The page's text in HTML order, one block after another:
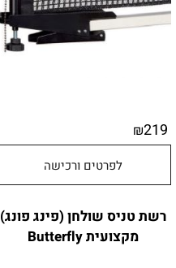
₪219
לפרטים ורכישה
רשת טניס שולחן (פינג פונג)
מקצועית Butterfly